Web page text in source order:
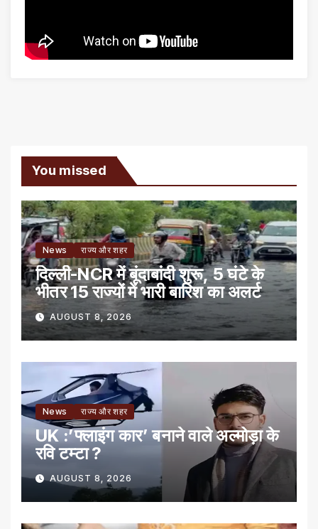
You missed
News राज्य और शहर
दिल्ली-NCR में बूंदाबांदी शुरू, 5 घंटे के
भीतर 15 राज्यों में भारी बारिश का अलर्ट
AUGUST 8, 2026
News राज्य और शहर
UK :’फ्लाइंग कार’ बनाने वाले अल्मोड़ा के
रवि टम्टा ?
AUGUST 8, 2026